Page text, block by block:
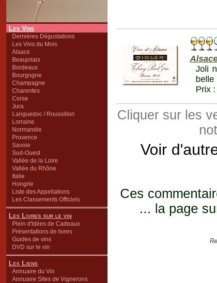
Les Vins
Dernières Dégustations
Les Vins du Mois
Alsace
Beaujolais
Bordeaux
Bourgogne
Champagne
Charentes
Corse
Jura
Languedoc / Roussillon
Lorraine
Normandie
Provence
Savoie
Sud-Ouest
Vallée de la Loire
Vallée du Rhône
Italie
Hongrie
Liste des Appellations
Les Classements Officiels
Les Livres sur le vin
Plein d'Idées de Cadeaux
Présentations de livres
Guides de vins
DVD sur le vin
Les Liens
Annuaire du Vin
Annuaire Sites de Vignerons
Joli
belle
Prix
Cliquer sur les
Voir
Ces
... la page